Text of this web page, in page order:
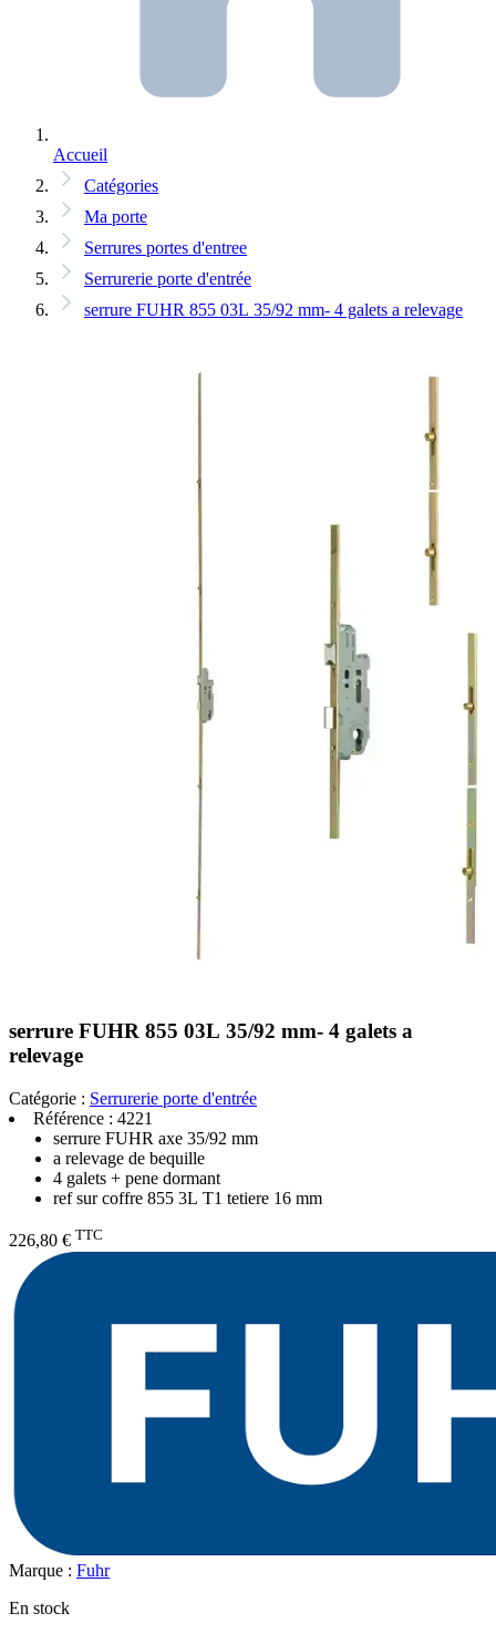
Accueil
Catégories
Ma porte
Serrures portes d'entree
Serrurerie porte d'entrée
serrure FUHR 855 03L 35/92 mm- 4 galets a relevage
serrure FUHR 855 03L 35/92 mm- 4 galets a
relevage
Catégorie : Serrurerie porte d'entrée
Référence : 4221
serrure FUHR axe 35/92 mm
a relevage de bequille
4 galets + pene dormant
ref sur coffre 855 3L T1 tetiere 16 mm
226,80 € TTC
Marque : Fuhr
En stock